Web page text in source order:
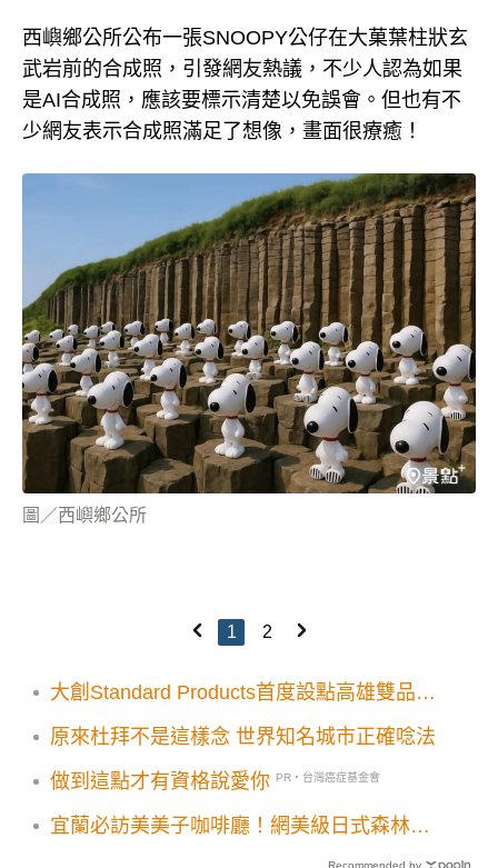
西嶼鄉公所公布一張SNOOPY公仔在大菓葉柱狀玄
武岩前的合成照，引發網友熱議，不少人認為如果
是AI合成照，應該要標示清楚以免誤會。但也有不
少網友表示合成照滿足了想像，畫面很療癒！
圖／西嶼鄉公所
1 2
大創Standard Products首度設點高雄雙品牌
原來杜拜不是這樣念 世界知名城市正確唸法
做到這點才有資格說愛你 PR・台灣癌症基金會
宜蘭必訪美美子咖啡廳！網美級日式森林系
Recommended by